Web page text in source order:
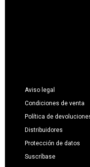
Aviso legal
Condiciones de venta
Política de
Distribuidores
Protección de datos
Suscríbase